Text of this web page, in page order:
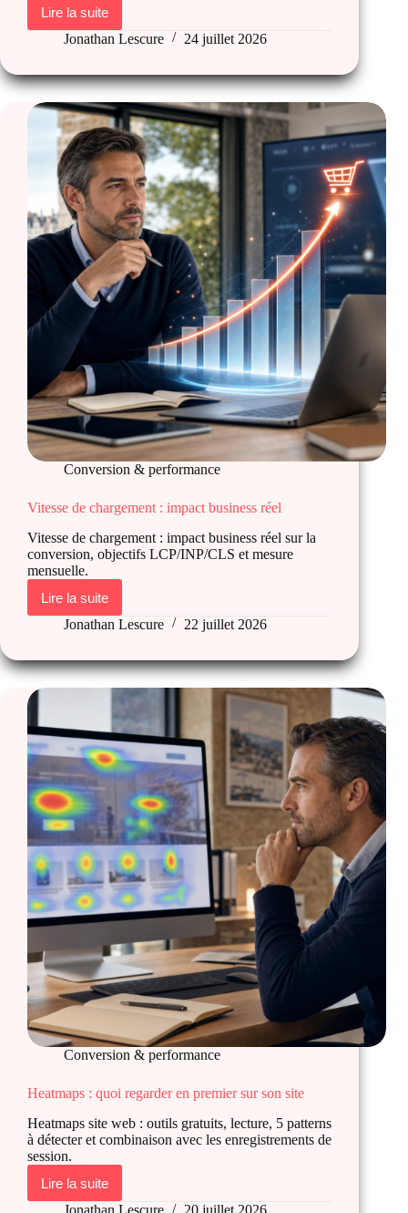
Lire la suite
Page
service
:
structure
type
Jonathan Lescure 24 juillet 2026
Conversion & performance
Vitesse de chargement : impact business réel
Vitesse de chargement : impact business réel sur la
conversion, objectifs LCP/INP/CLS et mesure
mensuelle.
Lire la suite
Vitesse
de
impact
Jonathan Lescure 22 juillet 2026
Conversion & performance
Heatmaps : quoi regarder en premier sur son site
Heatmaps site web : outils gratuits, lecture, 5 patterns
à détecter et combinaison avec les enregistrements de
session.
Lire la suite
Heatmaps
:
Jonathan Lescure 20 juillet 2026